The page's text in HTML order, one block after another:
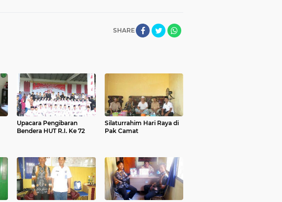
SHARE
Upacara Pengibaran
Bendera HUT R.I. Ke 72
Silaturrahim Hari Raya di
Pak Camat